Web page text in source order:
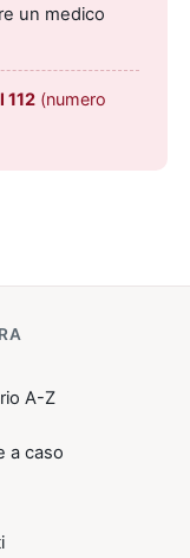
un medico
112 (numero
A-Z
a caso